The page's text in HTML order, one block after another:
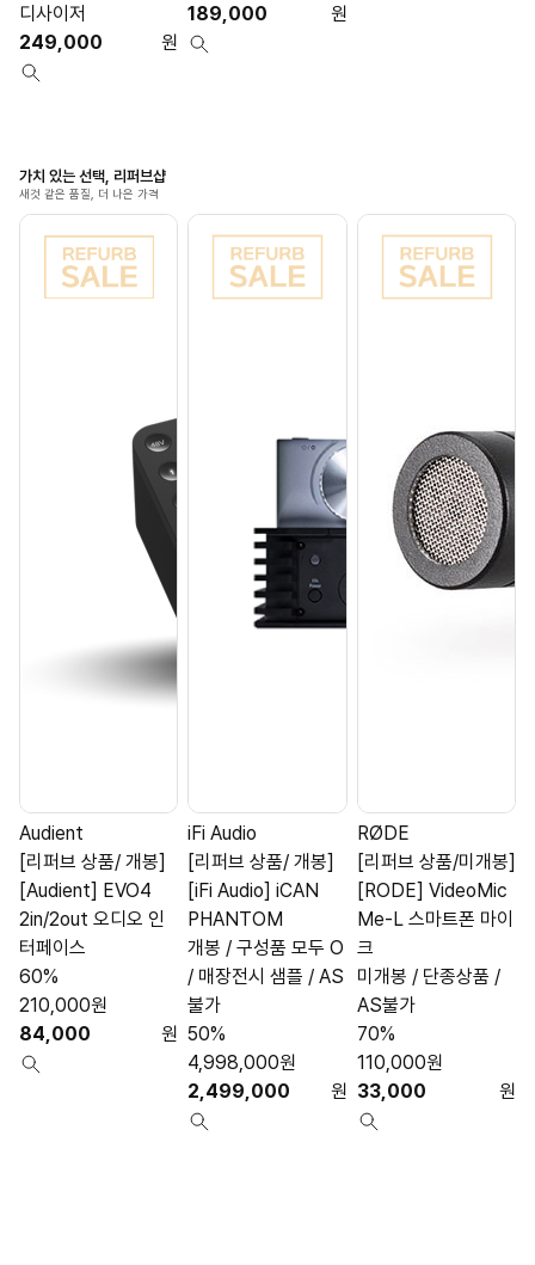
디사이저
249,000
원
189,000
원
가치 있는 선택, 리퍼브샵
새것 같은 품질, 더 나은 가격
Audient
[리퍼브 상품/ 개봉]
[Audient] EVO4
2in/2out 오디오 인
터페이스
84,000 원
210,000원
60%
iFi Audio
[리퍼브 상품/ 개봉]
[iFi Audio] iCAN
PHANTOM
개봉 / 구성품 모두 O
/ 매장전시 샘플 / AS
불가
2,499,000 원
4,998,000원
50%
RØDE
[리퍼브 상품/미개봉]
[RODE] VideoMic
Me-L 스마트폰 마이
크
미개봉 / 단종상품 /
AS불가
33,000 원
110,000원
70%